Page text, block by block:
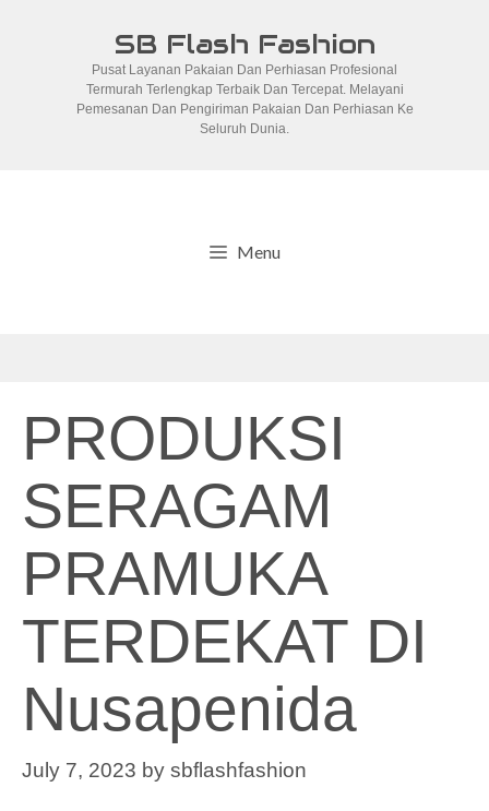
SB Flash Fashion
Pusat Layanan Pakaian Dan Perhiasan Profesional
Termurah Terlengkap Terbaik Dan Tercepat. Melayani
Pemesanan Dan Pengiriman Pakaian Dan Perhiasan Ke
Seluruh Dunia.
Menu
PRODUKSI
SERAGAM
PRAMUKA
TERDEKAT DI
Nusapenida
July 7, 2023 by sbflashfashion